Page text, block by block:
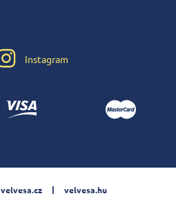
Instagram
velvesa.cz velvesa.hu